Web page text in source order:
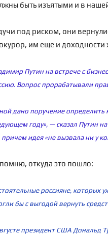
быть изъятыми и в
под риском, они
им еще и доходности
Путин на встрече с
Вопрос прорабатывали
дано поручение определить
году», — сказал Путин
причем идея «не вызвала ни у
откуда это пошло:
россияне, которых
бы с выгодой вернуть
президент США Дональд